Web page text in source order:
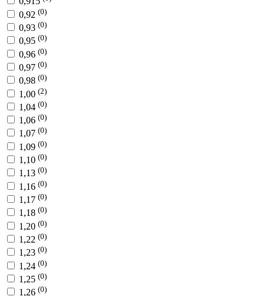
0,92 (0)
0,93 (0)
0,95 (0)
0,96 (0)
0,97 (0)
0,98 (0)
1,00 (2)
1,04 (0)
1,06 (0)
1,07 (0)
1,09 (0)
1,10 (0)
1,13 (0)
1,16 (0)
1,17 (0)
1,18 (0)
1,20 (0)
1,22 (0)
1,23 (0)
1,24 (0)
1,25 (0)
1,26 (0)